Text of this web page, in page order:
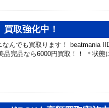
取強化中！
んでも買取ります！ beatmania
品完品なら6000円買取！！ ＊状態